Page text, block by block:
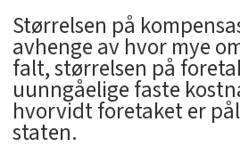
Størrelsen på
avhenge av hvor mye
falt, størrelsen på
uunngåelige faste
hvorvidt foretaket er
staten.